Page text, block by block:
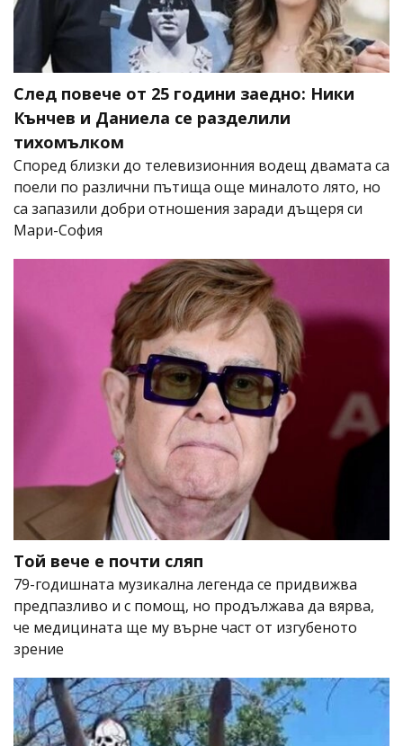
След повече от 25 години заедно: Ники
Кънчев и Даниела се разделили
тихомълком
Според близки до телевизионния водещ двамата са
поели по различни пътища още миналото лято, но
са запазили добри отношения заради дъщеря си
Мари-София
Той вече е почти сляп
79-годишната музикална легенда се придвижва
предпазливо и с помощ, но продължава да вярва,
че медицината ще му върне част от изгубеното
зрение